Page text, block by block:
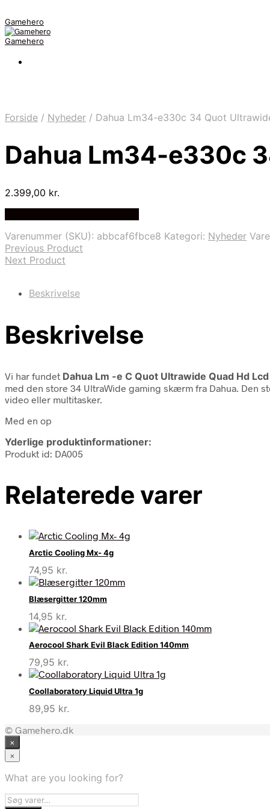
Gamehero
Gamehero
Forside / Nyheder / Dahua Lm34-e330c 34 Quot
Dahua Lm34-e330c
2.399,00 kr.
Varenummer (SKU): abbcaf6fbce8 Kategori: Nyheder
Previous Product
Next Product
Beskrivelse
Beskrivelse
Vi har fundet Dahua Lm -e C Quot Ultrawide Quad Hd
med den store 34 UltraWide gaming skærm fra Dahua. Den
video eller multitasker.
Med en op
Yderlige produktinformationer:
Produkt id: DA005
Relaterede varer
Arctic Cooling Mx- 4g
74,95 kr.
Blæsergitter 120mm
14,95 kr.
Aerocool Shark Evil Black Edition 140mm
79,95 kr.
Coollaboratory Liquid Ultra 1g
89,95 kr.
© Gamehero.dk
×
×
What are you looking for?